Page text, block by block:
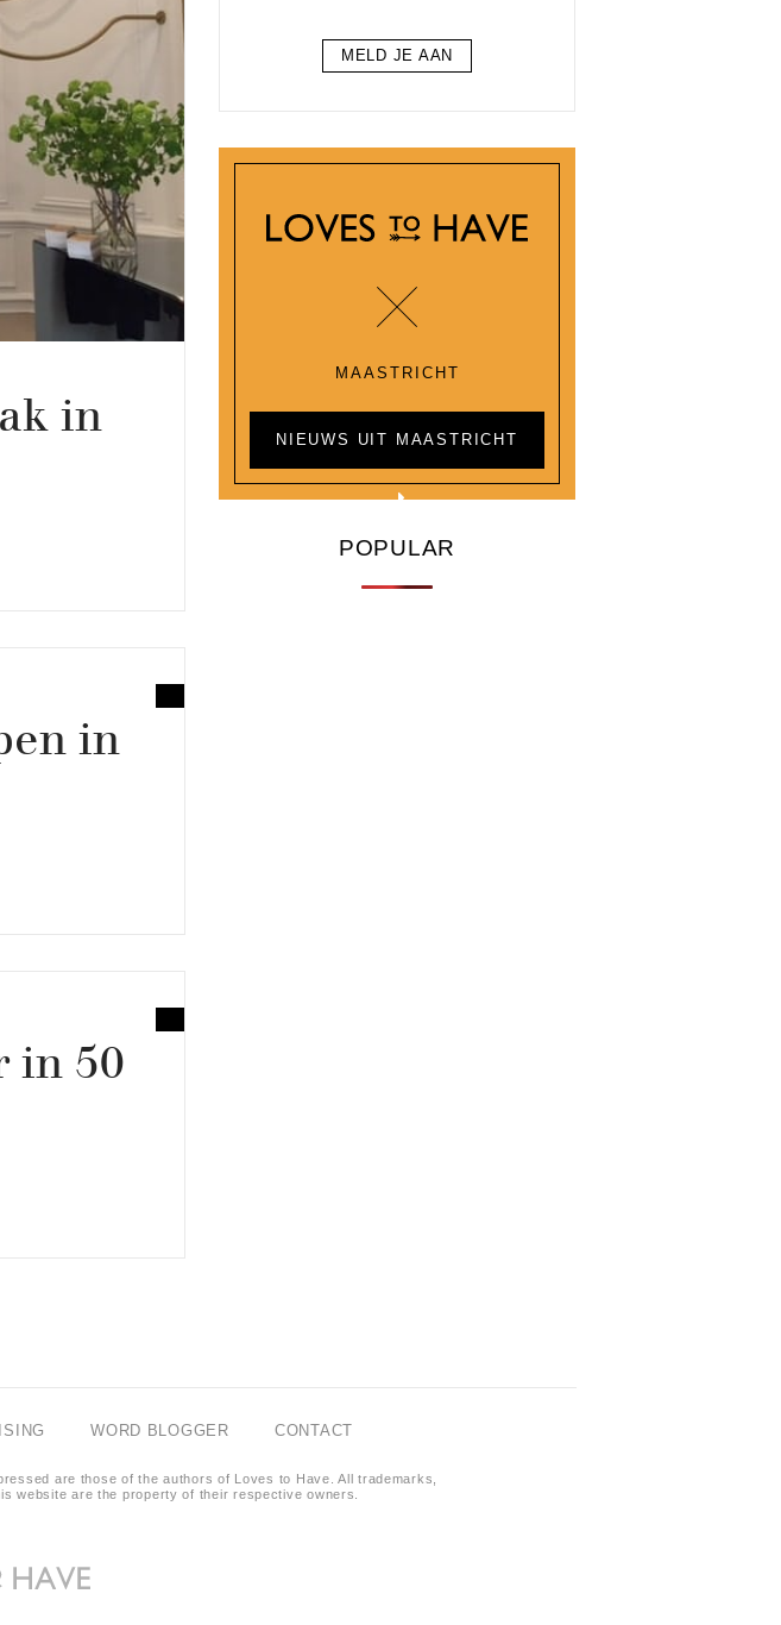
in
in
in 50
MELD JE AAN
MAASTRICHT
NIEUWS UIT MAASTRICHT
POPULAR
WORD BLOGGER CONTACT
are those of the authors of Loves to Have. All trademarks,
website are the property of their respective owners.